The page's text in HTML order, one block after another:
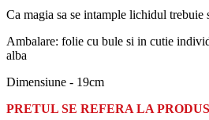
Ca magia sa se intample lichidul trebuie
Ambalare: folie cu bule si in cutie
alba
Dimensiune - 19cm
PRETUL SE REFERA LA